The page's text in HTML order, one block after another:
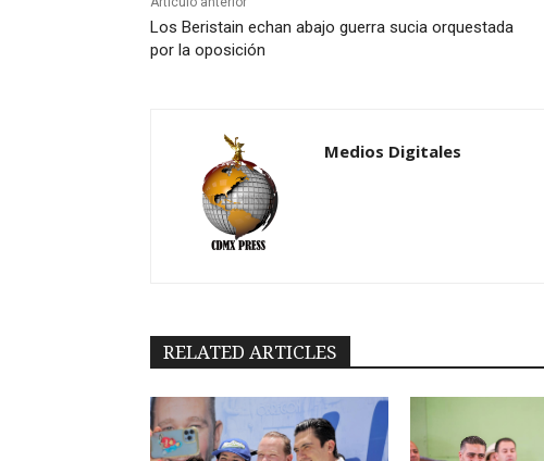
Los Beristain echan abajo guerra sucia orquestada
por la oposición
Medios Digitales
RELATED ARTICLES